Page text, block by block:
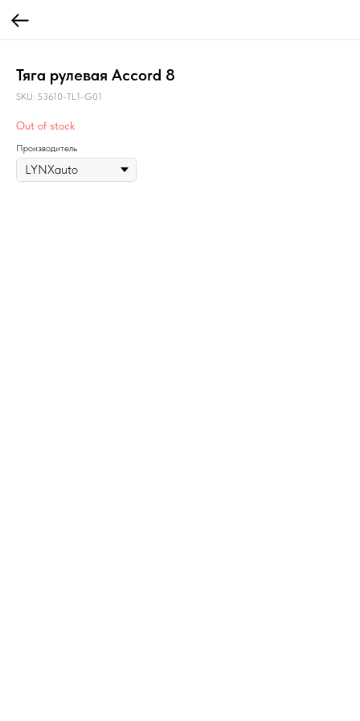
Тяга рулевая Accord 8
SKU: 53610-TL1-G01
Out of stock
Производитель